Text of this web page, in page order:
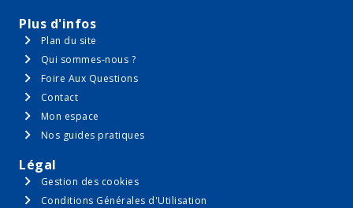
Plus d'infos
Plan du site
Qui sommes-nous ?
Foire Aux Questions
Contact
Mon espace
Nos guides pratiques
Légal
Gestion des cookies
Conditions Générales d'Utilisation